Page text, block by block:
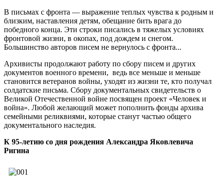
В письмах с фронта — выражение теплых чувства к родным и
близким, наставления детям, обещание бить врага до
победного конца. Эти строки писались в тяжелых условиях
фронтовой жизни, в окопах, под дождем и снегом.
Большинство авторов писем не вернулось с фронта...
Архивисты продолжают работу по сбору писем и других
документов военного времени, ведь все меньше и меньше
становится ветеранов войны, уходят из жизни те, кто получал
солдатские письма. Сбору документальных свидетельств о
Великой Отечественной войне посвящен проект «Человек и
война». Любой желающий может пополнить фонды архива
семейными реликвиями, которые станут частью общего
документального наследия.
К 95-летию со дня рождения Александра Яковлевича
Ригина